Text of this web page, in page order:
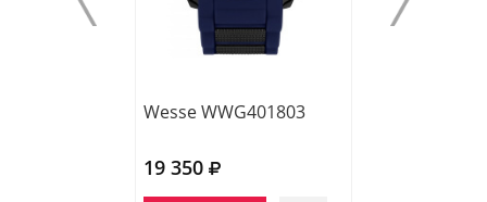
Wesse WWG401803
19 350